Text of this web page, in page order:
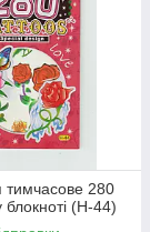
тимчасове 280
(H-44)